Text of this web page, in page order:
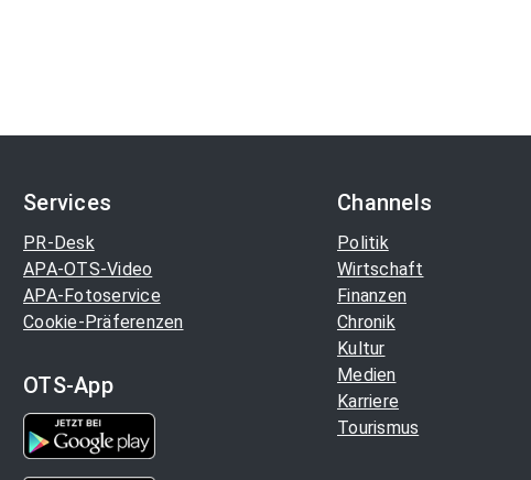
Services
PR-Desk
APA-OTS-Video
APA-Fotoservice
Cookie-Präferenzen
OTS-App
Channels
Politik
Wirtschaft
Finanzen
Chronik
Kultur
Medien
Karriere
Tourismus